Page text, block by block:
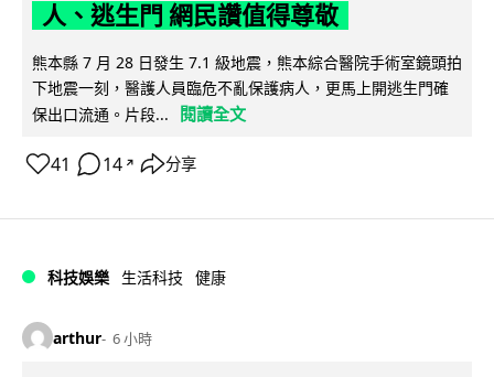
人、逃生門 網民讚值得尊敬
熊本縣 7 月 28 日發生 7.1 級地震，熊本綜合醫院手術室鏡頭拍
下地震一刻，醫護人員臨危不亂保護病人，更馬上開逃生門確
保出口流通。片段...
閱讀全文
41 14 ↗ 分享
科技娛樂 生活科技 健康
arthur 6 小時